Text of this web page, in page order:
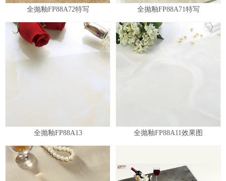
全抛釉FP88A72特写 全抛釉FP88A71特写
全抛釉FP88A13 全抛釉FP88A11效果图